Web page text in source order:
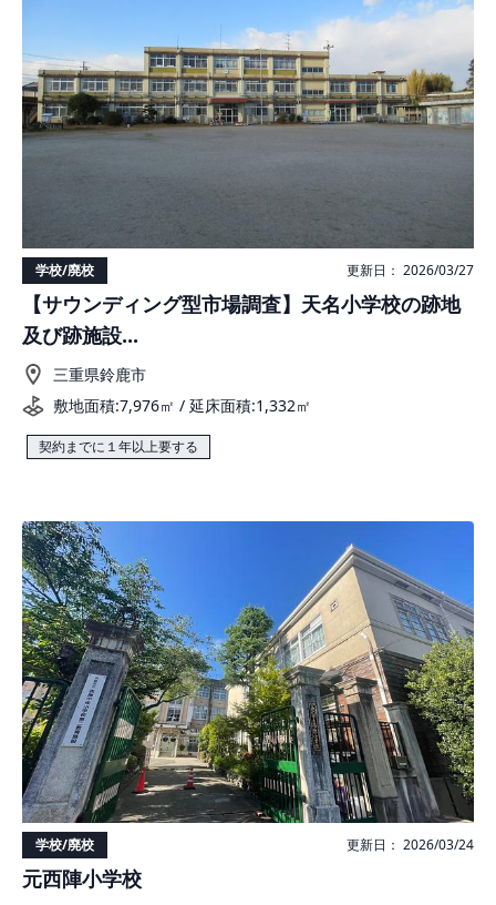
学校/廃校 更新日： 2026/03/27
【サウンディング型市場調査】天名小学校の跡地
及び跡施設...
三重県鈴鹿市
敷地面積:7,976㎡ / 延床面積:1,332㎡
契約までに１年以上要する
学校/廃校 更新日： 2026/03/24
元西陣小学校